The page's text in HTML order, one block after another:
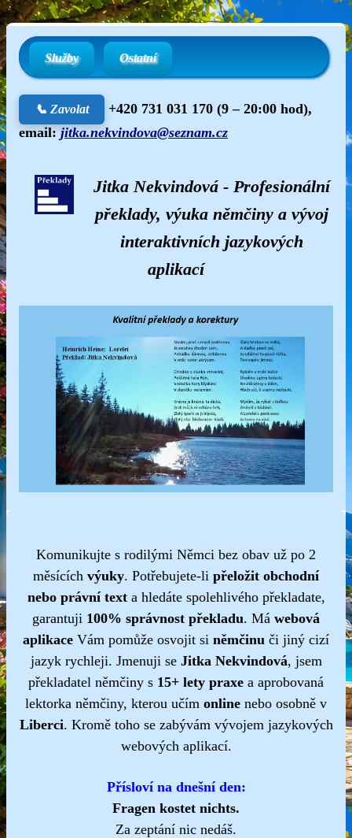
Služby Ostatní
📞 Zavolat +420 731 031 170 (9 – 20:00 hod),
email:jitka.nekvindova@seznam.cz
Jitka Nekvindová - Profesionální
překlady, výuka němčiny a vývoj
interaktivních jazykových
aplikací
Komunikujte s rodilými Němci bez obav už po 2
měsících výuky. Potřebujete-li přeložit obchodní
nebo právní texta hledáte spolehlivého překladate,
garantuji 100% správnost překladu. Má webová
aplikace Vám pomůže osvojit si němčinu či jiný cizí
jazyk rychleji. Jmenuji se Jitka Nekvindová, jsem
překladatel němčiny s 15+ lety praxe a aprobovaná
lektorka němčiny, kterou učím online nebo osobně v
Liberci. Kromě toho se zabývám vývojem jazykových
webových aplikací.
Přísloví na dnešní den:
Fragen kostet nichts.
Za zeptání nic nedáš.